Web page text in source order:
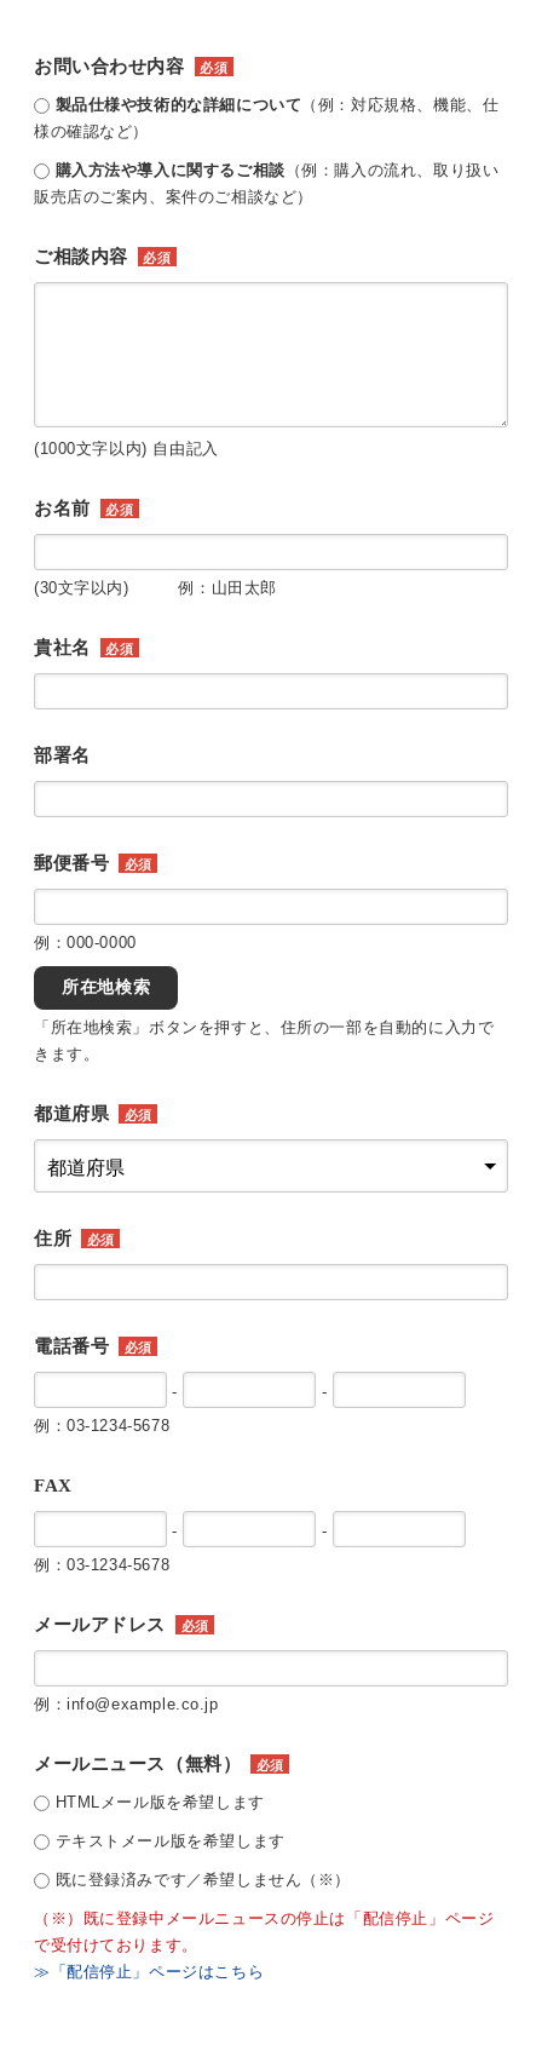
お問い合わせ内容 必須
製品仕様や技術的な詳細について （例：対応規格、機能、仕
様の確認など）
購入方法や導入に関するご相談 （例：購入の流れ、取り扱い
販売店のご案内、案件のご相談など）
ご相談内容 必須
(1000文字以内) 自由記入
お名前 必須
(30文字以内) 例：山田太郎
貴社名 必須
部署名
郵便番号 必須
例：000-0000
所在地検索
「所在地検索」ボタンを押すと、住所の一部を自動的に入力で
きます。
都道府県 必須
住所 必須
電話番号 必須
-
-
例：03-1234-5678
FAX
-
-
例：03-1234-5678
メールアドレス 必須
例：info@example.co.jp
メールニュース（無料） 必須
HTMLメール版を希望します
テキストメール版を希望します
既に登録済みです／希望しません（※）
（※）既に登録中メールニュースの停止は「配信停止」ページ
で受付けております。
≫「配信停止」ページはこちら